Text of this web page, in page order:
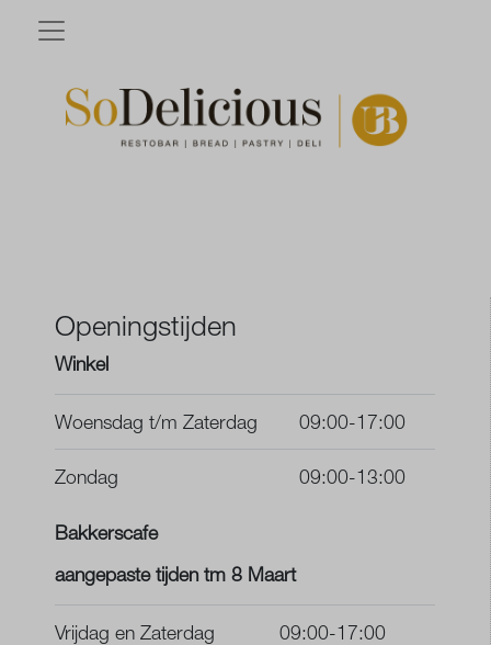
Openingstijden
Winkel
Woensdag t/m Zaterdag 09:00-17:00
Zondag 09:00-13:00
Bakkerscafe
aangepaste tijden tm 8 Maart
Vrijdag en Zaterdag 09:00-17:00